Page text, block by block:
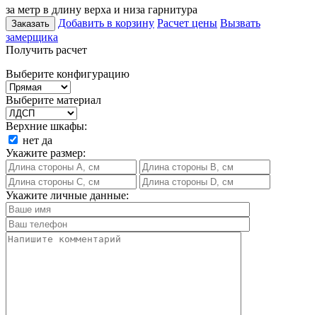
за метр в длину верха и низа гарнитура
Заказать Добавить в корзину Расчет цены Вызвать
замерщика
Получить расчет
Выберите конфигурацию
Выберите материал
Верхние шкафы:
нет да
Укажите размер:
Укажите личные данные: